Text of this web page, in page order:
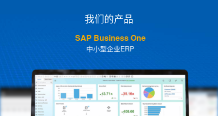
我们的产品
SAP Business One
中小型企业ERP